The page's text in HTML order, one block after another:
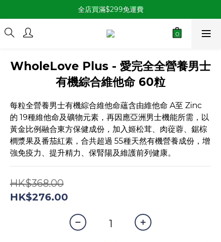
全店買滿$299免運費
WholeLove Plus - 愛完全全營養男士
有機綜合維他命 60粒
每粒全營養男士有機綜合維他命蘊含由維他命 A至 Zinc
的 19種維他命及礦物元素，再因應亞洲男士機能所需，以
黃金比例融合東方保健成份，加入姬松茸、肉蓯蓉、鋸棕
櫚漿果及番茄紅素，合共超過 55種天然有機營養成份，增
強免疫力、提升精力、保腎陽及維護前列健康。
HK$368.00
HK$276.00